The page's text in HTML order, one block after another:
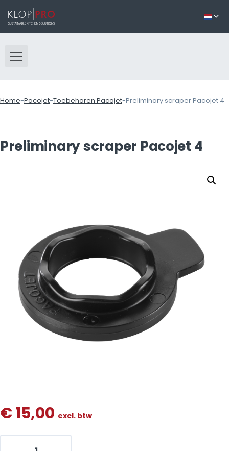
Home-Pacojet-Toebehoren Pacojet-Preliminary scraper Pacojet 4
Preliminary scraper Pacojet 4
€15,00 excl. btw